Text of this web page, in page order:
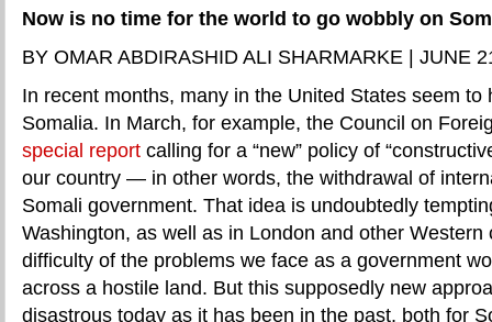
Now is no time for the world to go wobbly on
BY OMAR ABDIRASHID ALI SHARMARKE | JUNE
In recent months, many in the United States seem to
Somalia. In March, for example, the Council on
special report calling for a “new” policy of
our country — in other words, the withdrawal of
Somali government. That idea is undoubtedly
Washington, as well as in London and other Western
difficulty of the problems we face as a government
across a hostile land. But this supposedly new
disastrous today as it has been in the past, both for